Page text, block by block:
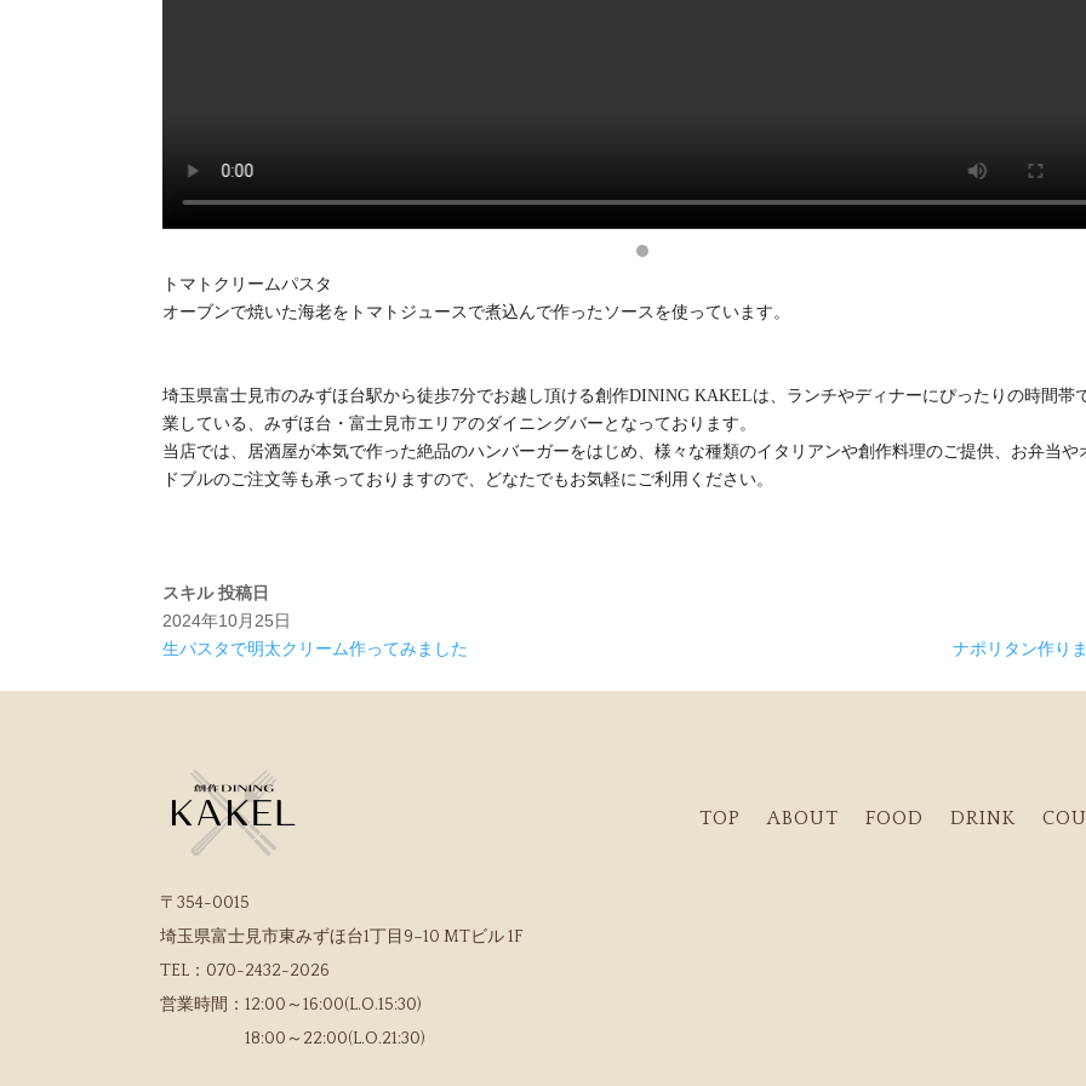
トマトクリームパスタ
オーブンで焼いた海老をトマトジュースで煮込んで作ったソースを使っています。
埼玉県富士見市のみずほ台駅から徒歩7分でお越し頂ける創作DINING KAKELは、ランチやディナーにぴったりの時間帯
業している、みずほ台・富士見市エリアのダイニングバーとなっております。
当店では、居酒屋が本気で作った絶品のハンバーガーをはじめ、様々な種類のイタリアンや創作料理のご提供、お弁当や
ドブルのご注文等も承っておりますので、どなたでもお気軽にご利用ください。
スキル 投稿日
2024年10月25日
生パスタで明太クリーム作ってみました
ナポリタン作り
〒354-0015
埼玉県富士見市東みずほ台1丁目9−10 MTビル 1F
TEL： 070-2432-2026
営業時間： 12:00～16:00(L.O.15:30)
18:00～22:00(L.O.21:30)
TOP ABOUT FOOD DRINK